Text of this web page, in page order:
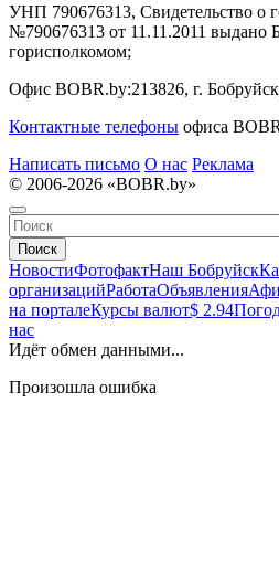
УНП 790676313, Свидетельство о
№790676313 от 11.11.2011 выдано
горисполкомом;
Офис BOBR.by:213826, г.
Контактные телефоны офиса
Написать письмо О нас Реклама
© 2006-2026 «BOBR.by»
Поиск
НовостиФотофактНаш Бобруйск
организацийРаботаОбъявления
на порталеКурсы валют$ 2.94
нас
Идёт обмен данными...
Произошла ошибка